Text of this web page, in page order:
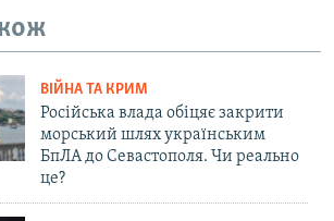
ВІЙНА ТА КРИМ
Російська влада обіцяє закрити
морський шлях українським
БпЛА до Севастополя. Чи реально
це?